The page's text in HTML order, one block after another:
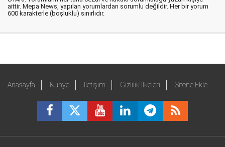
aittir. Mepa News, yapılan yorumlardan sorumlu değildir. Her bir yorum
600 karakterle (boşluklu) sınırlıdır.
Anasayfa Künye İletişim Gizlilik İlkeleri Sitene Ekle